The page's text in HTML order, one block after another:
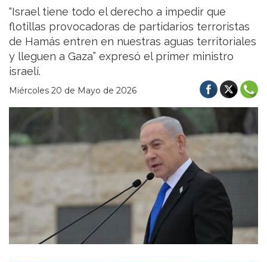
“Israel tiene todo el derecho a impedir que
flotillas provocadoras de partidarios terroristas
de Hamás entren en nuestras aguas territoriales
y lleguen a Gaza” expresó el primer ministro
israelí.
Miércoles 20 de Mayo de 2026